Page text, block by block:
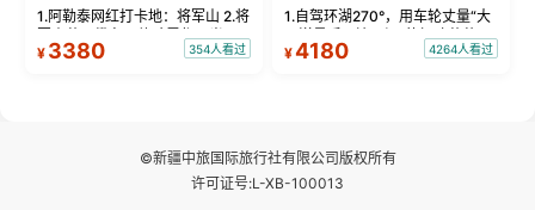
1.阿勒泰网红打卡地：将军山 2.将
军山落日缆车，体验雪都风光 3.
将军山，夕阳派对，蹦迪party 4.
¥ 3380 354人看过
1.自驾环湖270°，用车轮丈量“大
西洋最后一滴眼泪”的极致蔚蓝，
让雪山、花海与深邃湖水在转弯
¥4180 4264人看过
©新疆中旅国际旅行社有限公司版权所有
许可证号:L-XB-100013